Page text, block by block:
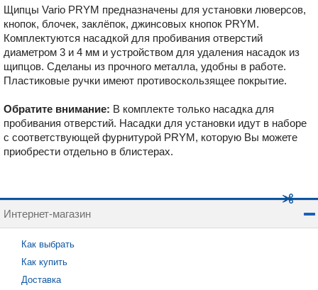
Щипцы Vario PRYM предназначены для установки люверсов,
кнопок, блочек, заклёпок, джинсовых кнопок PRYM.
Комплектуются насадкой для пробивания отверстий
диаметром 3 и 4 мм и устройством для удаления насадок из
щипцов. Сделаны из прочного металла, удобны в работе.
Пластиковые ручки имеют противоскользящее покрытие.
Обратите внимание: В комплекте только насадка для
пробивания отверстий. Насадки для установки идут в наборе
с соответствующей фурнитурой PRYM, которую Вы можете
приобрести отдельно в блистерах.
Интернет-магазин
Как выбрать
Как купить
Доставка